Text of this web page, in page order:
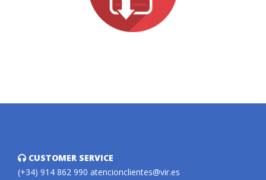
CUSTOMER SERVICE
(+34) 914 862 990 atencionclientes@vir.es